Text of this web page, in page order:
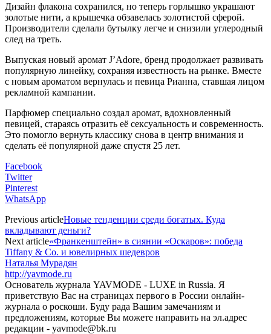
Дизайн флакона сохранился, но теперь горлышко украшают
золотые нити, а крышечка обзавелась золотистой сферой.
Производители сделали бутылку легче и снизили углеродный
след на треть.
Выпуская новый аромат J’Adore, бренд продолжает развивать
популярную линейку, сохраняя известность на рынке. Вместе
с новым ароматом вернулась и певица Рианна, ставшая лицом
рекламной кампании.
Парфюмер специально создал аромат, вдохновленный
певицей, стараясь отразить её сексуальность и современность.
Это помогло вернуть классику снова в центр внимания и
сделать её популярной даже спустя 25 лет.
Facebook
Twitter
Pinterest
WhatsApp
Previous articleНовые тенденции среди богатых. Куда
вкладывают деньги?
Next article«Франкенштейн» в сиянии «Оскаров»: победа
Tiffany & Co. и ювелирных шедевров
Наталья Мурадян
http://yavmode.ru
Основатель журнала YAVMODE - LUXE in Russia. Я
приветствую Вас на страницах первого в России онлайн-
журнала о роскоши. Буду рада Вашим замечаниям и
предложениям, которые Вы можете направить на эл.адрес
редакции - yavmode@bk.ru